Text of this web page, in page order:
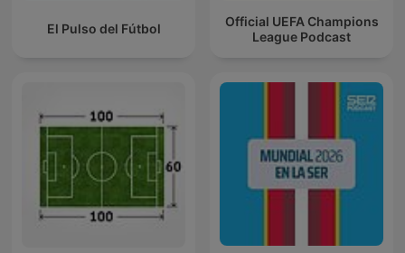
El Pulso del Fútbol
Official UEFA Champions
League Podcast